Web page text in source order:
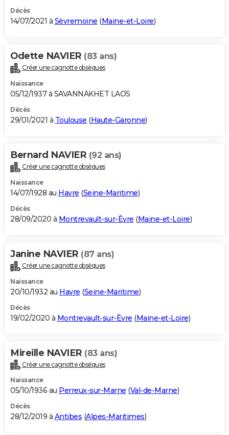
Décès
14/07/2021 à Sèvremoine (Maine-et-Loire)
Odette NAVIER (83 ans)
Créer une cagnotte obsèques
Naissance
05/12/1937 à SAVANNAKHET LAOS
Décès
29/01/2021 à Toulouse (Haute-Garonne)
Bernard NAVIER (92 ans)
Créer une cagnotte obsèques
Naissance
14/07/1928 au Havre (Seine-Maritime)
Décès
28/09/2020 à Montrevault-sur-Èvre (Maine-et-Loire)
Janine NAVIER (87 ans)
Créer une cagnotte obsèques
Naissance
20/10/1932 au Havre (Seine-Maritime)
Décès
19/02/2020 à Montrevault-sur-Èvre (Maine-et-Loire)
Mireille NAVIER (83 ans)
Créer une cagnotte obsèques
Naissance
05/10/1936 au Perreux-sur-Marne (Val-de-Marne)
Décès
28/12/2019 à Antibes (Alpes-Maritimes)